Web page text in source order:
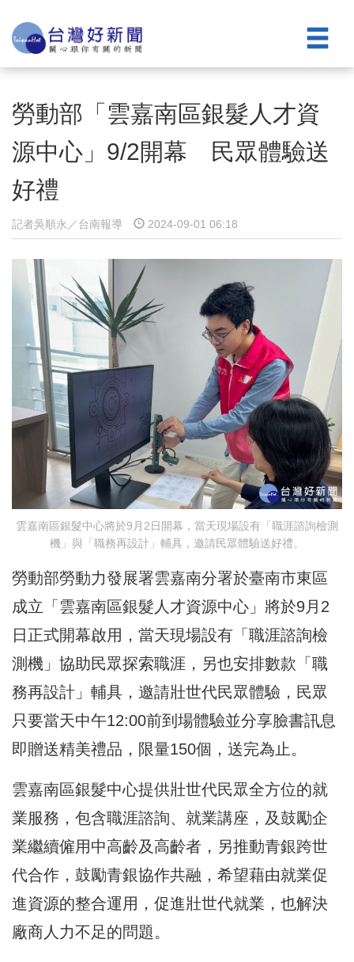
勞動部「雲嘉南區銀髮人才資
源中心」9/2開幕 民眾體驗送
好禮
記者吳順永／台南報導 2024-09-01 06:18
雲嘉南區銀髮中心將於9月2日開幕，當天現場設有「職涯諮詢檢測
機」與「職務再設計」輔具，邀請民眾體驗送好禮。
勞動部勞動力發展署雲嘉南分署於臺南市東區
成立「雲嘉南區銀髮人才資源中心」將於9月2
日正式開幕啟用，當天現場設有「職涯諮詢檢
測機」協助民眾探索職涯，另也安排數款「職
務再設計」輔具，邀請壯世代民眾體驗，民眾
只要當天中午12:00前到場體驗並分享臉書訊息
即贈送精美禮品，限量150個，送完為止。
雲嘉南區銀髮中心提供壯世代民眾全方位的就
業服務，包含職涯諮詢、就業講座，及鼓勵企
業繼續僱用中高齡及高齡者，另推動青銀跨世
代合作，鼓勵青銀協作共融，希望藉由就業促
進資源的整合運用，促進壯世代就業，也解決
廠商人力不足的問題。